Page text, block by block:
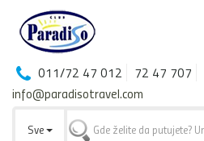
011/72 47 012 72 47 707
info@paradisotravel.com
Sve